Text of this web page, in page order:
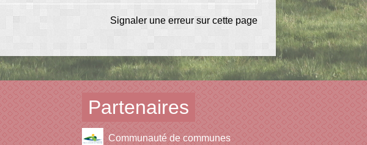
Signaler une erreur sur cette page
Partenaires
Communauté de communes